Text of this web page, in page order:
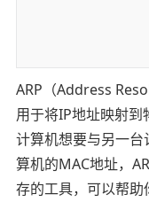
ARP（Address
用于将IP地址映射
计算机想要与另一
算机的MAC地址，
存的工具，可以帮助